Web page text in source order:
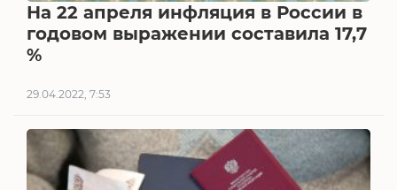
На 22 апреля инфляция в России в
годовом выражении составила 17,7
%
29.04.2022, 7:53